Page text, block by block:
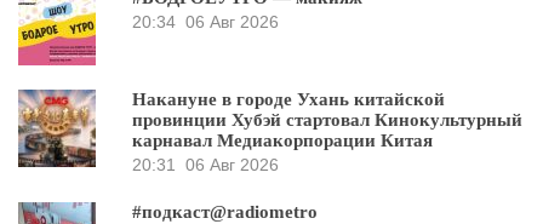
20:34 06 Авг 2026
Накануне в городе Ухань китайской
провинции Хубэй стартовал Кинокультурный
карнавал Медиакорпорации Китая
20:31 06 Авг 2026
#подкаст@radiometro